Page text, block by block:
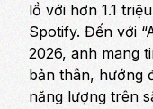
lồ với hơn 1.1
Spotify. Đến với
2026, anh mang
bản thân, hướng
năng lượng trên